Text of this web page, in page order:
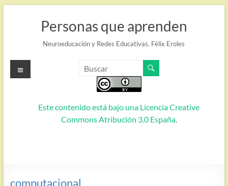
Personas que aprenden
Neuroeducación y Redes Educativas. Félix Eroles
Este contenido está bajo una Licencia Creative
Commons Atribución 3.0 España.
Menú
computacional